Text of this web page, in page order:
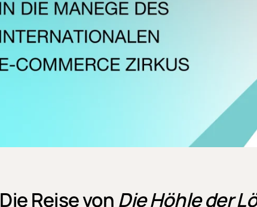
Die Reise von Die Höhle der